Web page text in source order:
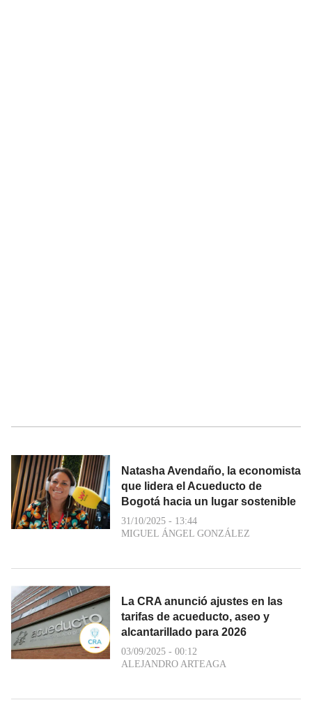
Natasha Avendaño, la economista
que lidera el Acueducto de
Bogotá hacia un lugar sostenible
31/10/2025 - 13:44
MIGUEL ÁNGEL GONZÁLEZ
La CRA anunció ajustes en las
tarifas de acueducto, aseo y
alcantarillado para 2026
03/09/2025 - 00:12
ALEJANDRO ARTEAGA